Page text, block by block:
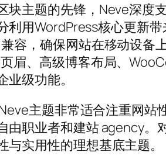
块主题的先锋，Neve深度
利用WordPress核心更新
容，确保网站在移动设备
眉、高级博客布局、
级功能。
主题非常适合注重网站
由职业者和建站 agency。
与实用性的理想基底主题。